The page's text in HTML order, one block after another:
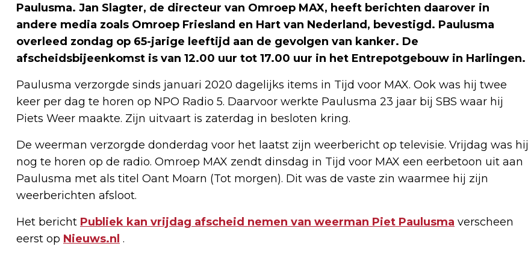
Paulusma. Jan Slagter, de directeur van Omroep MAX, heeft berichten daarover in
andere media zoals Omroep Friesland en Hart van Nederland, bevestigd. Paulusma
overleed zondag op 65-jarige leeftijd aan de gevolgen van kanker. De
afscheidsbijeenkomst is van 12.00 uur tot 17.00 uur in het Entrepotgebouw in Harlingen.
Paulusma verzorgde sinds januari 2020 dagelijks items in Tijd voor MAX. Ook was hij twee
keer per dag te horen op NPO Radio 5. Daarvoor werkte Paulusma 23 jaar bij SBS waar hij
Piets Weer maakte. Zijn uitvaart is zaterdag in besloten kring.
De weerman verzorgde donderdag voor het laatst zijn weerbericht op televisie. Vrijdag was hij
nog te horen op de radio. Omroep MAX zendt dinsdag in Tijd voor MAX een eerbetoon uit aan
Paulusma met als titel Oant Moarn (Tot morgen). Dit was de vaste zin waarmee hij zijn
weerberichten afsloot.
Het bericht Publiek kan vrijdag afscheid nemen van weerman Piet Paulusma verscheen
eerst op Nieuws.nl .